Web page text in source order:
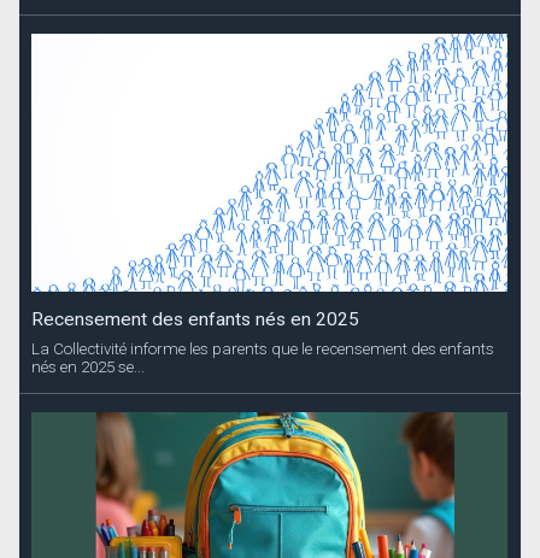
Recensement des enfants nés en 2025
La Collectivité informe les parents que le recensement des enfants
nés en 2025 se...